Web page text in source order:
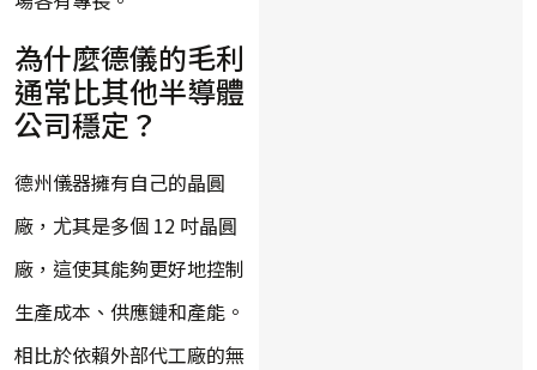
為什麼德儀的毛利
通常比其他半導體
公司穩定？
德州儀器擁有自己的晶圓
廠，尤其是多個 12 吋晶圓
廠，這使其能夠更好地控制
生產成本、供應鏈和產能。
相比於依賴外部代工廠的無